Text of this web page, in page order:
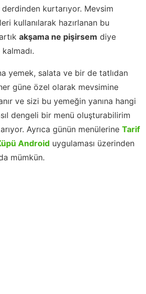
derdinden kurtarıyor. Mevsim
kullanılarak hazırlanan bu
akşama ne pişirsem diye
yemek, salata ve bir de tatlıdan
güne özel olarak mevsimine
ve sizi bu yemeğin yanına hangi
dengeli bir menü oluşturabilirim
Ayrıca günün menülerine Tarif
Android uygulaması üzerinden
mümkün.